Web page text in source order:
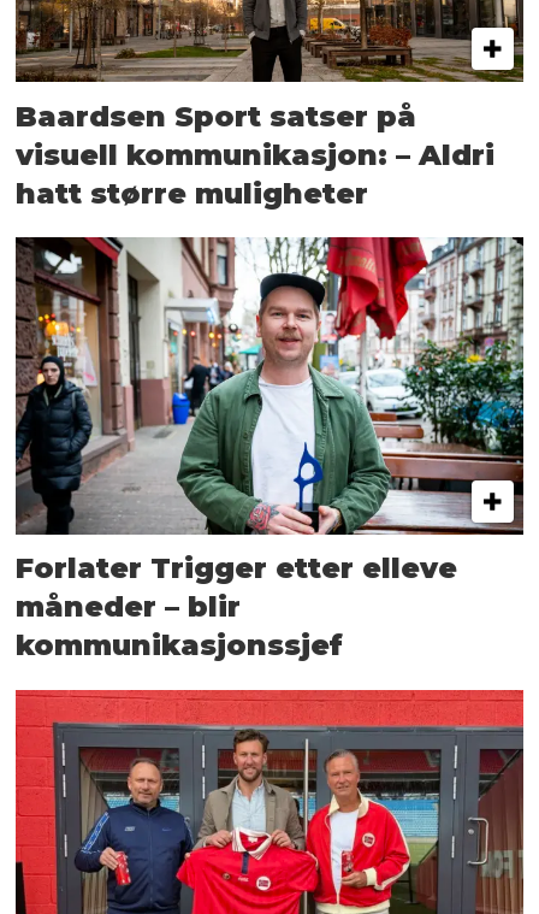
Baardsen Sport satser på
visuell kommunikasjon: – Aldri
hatt større muligheter
Forlater Trigger etter elleve
måneder – blir
kommunikasjonssjef